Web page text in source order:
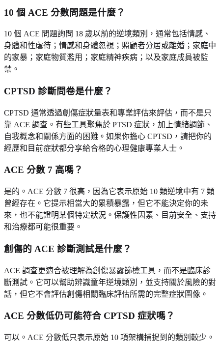
10 個 ACE 分數問題是什麼？
10 個 ACE 問題詢問 18 歲以前的逆境類別，通常包括情感、
身體和性虐待；情感和身體忽視；照顧者分居或離婚；家庭中
的家暴；家庭物質濫用；家庭精神疾病；以及家庭成員被監
禁。
CPTSD 診斷問卷是什麼？
CPTSD 通常透過創傷症狀量表和專業評估來評估，而不是只
靠 ACE 調查。有些工具聚焦於 PTSD 症狀，加上情緒調節、
自我概念和關係方面的困難。如果你擔心 CPTSD，請把你的
經歷和目前症狀都分享給合格的心理健康專業人士。
ACE 分數 7 高嗎？
是的。ACE 分數 7 很高，因為它表示原始 10 類逆境中有 7 類
曾經存在。它提示相當大的累積暴露，但它不能決定你的未
來，也不能證明某個特定狀況。保護性因素、目前安全、支持
和治療都可能很重要。
創傷的 ACE 診斷測試是什麼？
ACE 調查更適合被理解為創傷暴露篩檢工具，而不是臨床診
斷測試。它可以幫助辨識童年逆境類別，並支持關於風險的對
話，但它不會評估創傷相關臨床評估所需的完整症狀圖像。
ACE 分數低仍可能符合 CPTSD 症狀嗎？
可以。ACE 分數低只表示原始 10 項架構捕捉到的類別較少。